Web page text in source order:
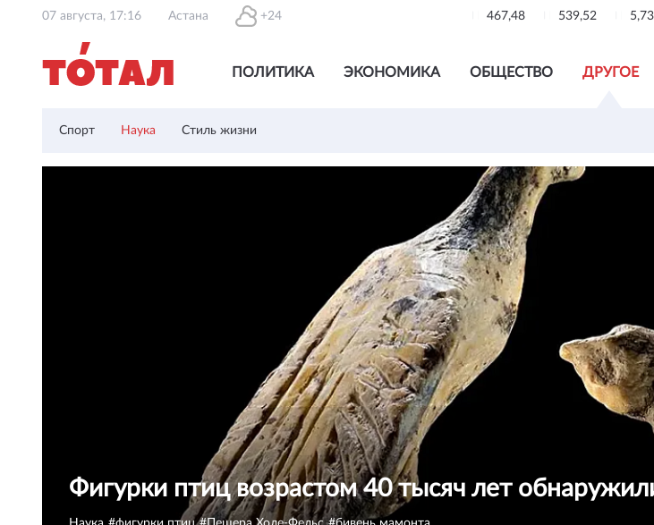
07 августа, 17:16 Астана +24 467,48 539,52 5,73
ПОЛИТИКА ЭКОНОМИКА ОБЩЕСТВО ДРУГОЕ
Спорт Наука Стиль жизни
Фигурки птиц возрастом 40 тысяч лет